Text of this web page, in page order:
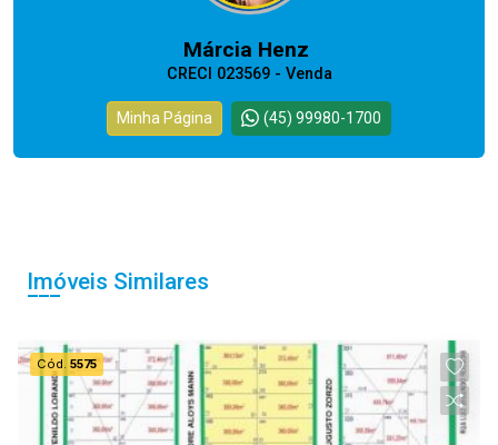
Márcia Henz
CRECI 023569 - Venda
Minha Página (45) 99980-1700
Imóveis Similares
Cód.5575